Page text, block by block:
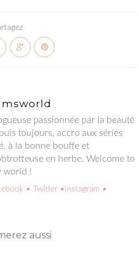
depuis toujours, accro aux
globtrotteuse en herbe.
• Hellocoton